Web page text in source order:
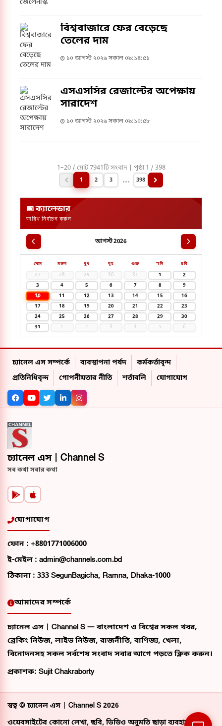
বিশ্ববাজারে ফের বেড়েছে
তেলের দাম
১০ আগস্ট ২০২৬ সকাল ০৯:১৪:৫১
এসএসসির রেজাল্টের অপেক্ষায়
সারাদেশ
১০ আগস্ট ২০২৬ সকাল ০৯:১০:৫৮
1–20 / মোট 7941টি সংবাদ | পৃষ্ঠা 1 / 398
1 2 3 ... 398
📅 ক্যালেন্ডার
তারিখ নির্বাচন করুন
আগস্ট 2026
সোম মঙ্গল বুধ বৃহ শুক্র শনি রবি
27 28 29 30 31 1
2
3
4 5 6 7 8 9
10 11 12 13 14 15
16
17
18 19 20 21 22
23
24
25 26 27 28 29
30
31
1 2 3 4 5 6
চ্যানেল এস সম্পর্কে ব্যবস্থাপনা পর্ষদ
কর্মকর্তাবৃন্দ
প্রতিনিধিবৃন্দ
গোপনীয়তার নীতি শর্তাবলি যোগাযোগ
চ্যানেল এস | Channel S
সব কথা সবার কথা
যোগাযোগ
ফোন : +8801771006000
ই-মেইল : admin@channels.com.bd
ঠিকানা : 333 SegunBagicha, Ramna, Dhaka-1000
আমাদের সম্পর্কে
চ্যানেল এস | Channel S — বাংলাদেশ ও বিশ্বের সকল খবর,
ব্রেকিং নিউজ, লাইভ নিউজ, রাজনীতি, বাণিজ্য, খেলা,
বিনোদনসহ সকল সর্বশেষ সংবাদ সবার আগে পড়তে ক্লিক করুন।
প্রকাশক: Sujit Chakraborty
স্বত্ব ©চ্যানেল এস | Channel S 2026
ওয়েবসাইটের কোনো লেখা, ছবি, ভিডিও অনুমতি ছাড়া ব্যবহার